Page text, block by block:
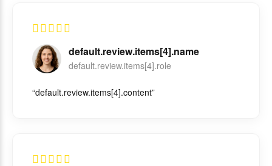
default.review.items[4].name
default.review.items[4].role
“default.review.items[4].content”